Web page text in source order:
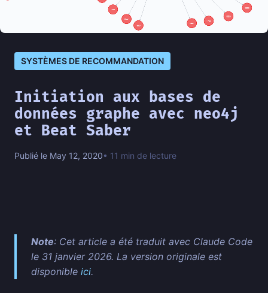
SYSTÈMES DE RECOMMANDATION
Initiation aux bases de
données graphe avec neo4j
et Beat Saber
Publié le May 12, 2020• 11 min de lecture
Note: Cet article a été traduit avec Claude Code
le 31 janvier 2026. La version originale est
disponible ici.